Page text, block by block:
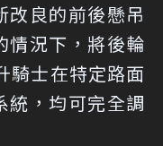
改良的前後懸吊
情況下，將後輪
騎士在特定路面
統，均可完全調